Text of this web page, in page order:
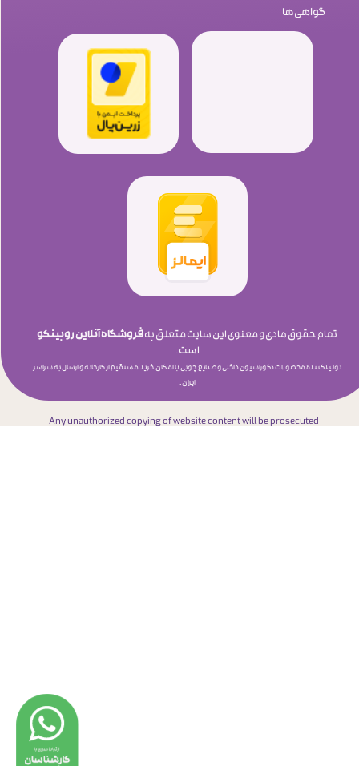
تمام حقوق مادی و معنوی این سایت متعلق بهفروشگاه آنلاین روبینکو
است.
​​​​​​​تولیدکننده محصولات دکوراسیون داخلی و صنایع چوبی با امکان خرید مستقیم از کارخانه و ارسال به سراسر
ایران.
گواهی‌ها
Any unauthorized copying of website content will be prosecuted